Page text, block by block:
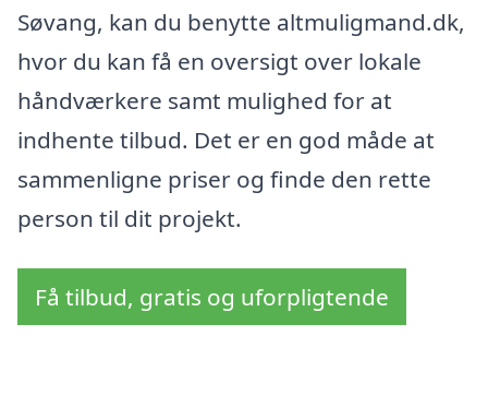
Søvang, kan du benytte altmuligmand.dk,
hvor du kan få en oversigt over lokale
håndværkere samt mulighed for at
indhente tilbud. Det er en god måde at
sammenligne priser og finde den rette
person til dit projekt.
Få tilbud, gratis og uforpligtende